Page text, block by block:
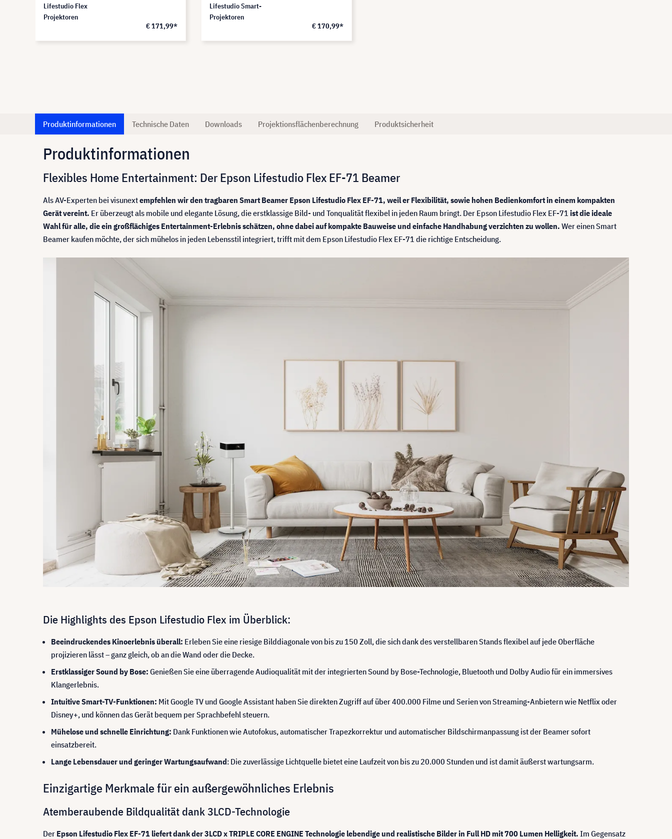
Lifestudio Flex
Projektoren
€ 171,99*
Lifestudio Smart-
Projektoren
€ 170,99*
Produktinformationen Technische Daten Downloads Projektionsflächenberechnung Produktsicherheit
Produktinformationen
Flexibles Home Entertainment: Der Epson Lifestudio Flex EF-71 Beamer
Als AV-Experten bei visunextempfehlen wir den tragbaren Smart Beamer Epson Lifestudio Flex EF-71, weil er Flexibilität, sowie hohen Bedienkomfort in einem kompakten
Gerät vereint. Er überzeugt als mobile und elegante Lösung, die erstklassige Bild- und Tonqualität flexibel in jeden Raum bringt. Der Epson Lifestudio Flex EF-71 ist die ideale
Wahl für alle, die ein großflächiges Entertainment-Erlebnis schätzen, ohne dabei auf kompakte Bauweise und einfache Handhabung verzichten zu wollen. Wer einen Smart
Beamer kaufen möchte, der sich mühelos in jeden Lebensstil integriert, trifft mit dem Epson Lifestudio Flex EF-71 die richtige Entscheidung.
Die Highlights des Epson Lifestudio Flex im Überblick:
Beeindruckendes Kinoerlebnis überall: Erleben Sie eine riesige Bilddiagonale von bis zu 150 Zoll, die sich dank des verstellbaren Stands flexibel auf jede Oberfläche
projizieren lässt – ganz gleich, ob an die Wand oder die Decke.
Erstklassiger Sound by Bose: Genießen Sie eine überragende Audioqualität mit der integrierten Sound by Bose-Technologie, Bluetooth und Dolby Audio für ein immersives
Klangerlebnis.
Intuitive Smart-TV-Funktionen: Mit Google TV und Google Assistant haben Sie direkten Zugriff auf über 400.000 Filme und Serien von Streaming-Anbietern wie Netflix oder
Disney+, und können das Gerät bequem per Sprachbefehl steuern.
Mühelose und schnelle Einrichtung: Dank Funktionen wie Autofokus, automatischer Trapezkorrektur und automatischer Bildschirmanpassung ist der Beamer sofort
einsatzbereit.
Lange Lebensdauer und geringer Wartungsaufwand: Die zuverlässige Lichtquelle bietet eine Laufzeit von bis zu 20.000 Stunden und ist damit äußerst wartungsarm.
Einzigartige Merkmale für ein außergewöhnliches Erlebnis
Atemberaubende Bildqualität dank 3LCD-Technologie
Der Epson Lifestudio Flex EF-71 liefert dank der 3LCD x TRIPLE CORE ENGINE Technologie lebendige und realistische Bilder in Full HD mit 700 Lumen Helligkeit. Im Gegensatz